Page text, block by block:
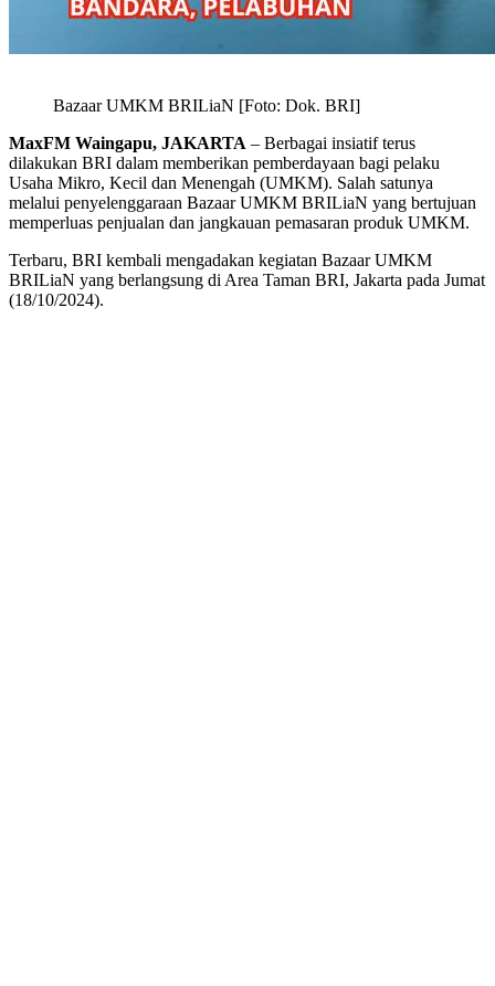
Bazaar UMKM BRILiaN [Foto: Dok. BRI]
MaxFM Waingapu, JAKARTA – Berbagai insiatif terus
dilakukan BRI dalam memberikan pemberdayaan bagi pelaku
Usaha Mikro, Kecil dan Menengah (UMKM). Salah satunya
melalui penyelenggaraan Bazaar UMKM BRILiaN yang bertujuan
memperluas penjualan dan jangkauan pemasaran produk UMKM.
Terbaru, BRI kembali mengadakan kegiatan Bazaar UMKM
BRILiaN yang berlangsung di Area Taman BRI, Jakarta pada Jumat
(18/10/2024).